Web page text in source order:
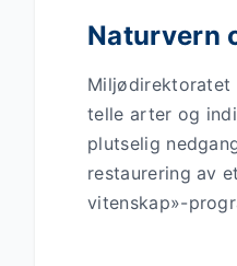
Naturvern
Miljødirektoratet
telle arter og
plutselig
restaurering av
vitenskap»-